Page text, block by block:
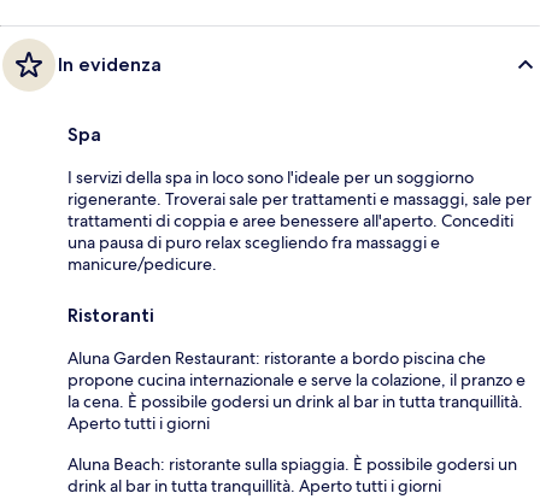
In evidenza
Spa
I servizi della spa in loco sono l'ideale per un soggiorno
rigenerante. Troverai sale per trattamenti e massaggi, sale per
trattamenti di coppia e aree benessere all'aperto. Concediti
una pausa di puro relax scegliendo fra massaggi e
manicure/pedicure.
Ristoranti
Aluna Garden Restaurant: ristorante a bordo piscina che
propone cucina internazionale e serve la colazione, il pranzo e
la cena. È possibile godersi un drink al bar in tutta tranquillità.
Aperto tutti i giorni
Aluna Beach: ristorante sulla spiaggia. È possibile godersi un
drink al bar in tutta tranquillità. Aperto tutti i giorni